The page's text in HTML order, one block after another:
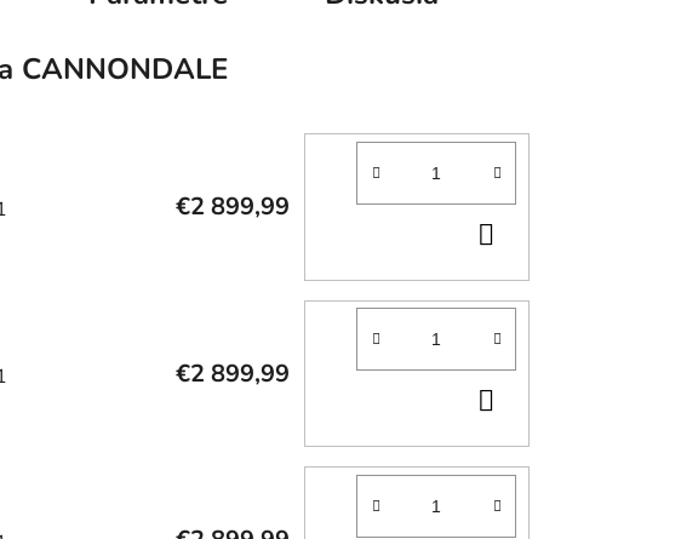
CANNONDALE
€2 899,99
KOŠÍKA
€2 899,99
KOŠÍKA